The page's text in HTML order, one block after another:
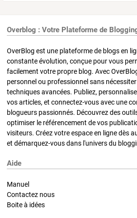
Overblog : Votre Plateforme de
OverBlog est une plateforme de blogs en
constante évolution, conçue pour vous
facilement votre propre blog. Avec
personnel ou professionnel sans
techniques avancées. Publiez,
vos articles, et connectez-vous avec une
blogueurs passionnés. Découvrez des
optimiser le référencement de vos
visiteurs. Créez votre espace en ligne dès
et démarquez-vous dans l'univers du
Aide
Manuel
Contactez nous
Boite à idées